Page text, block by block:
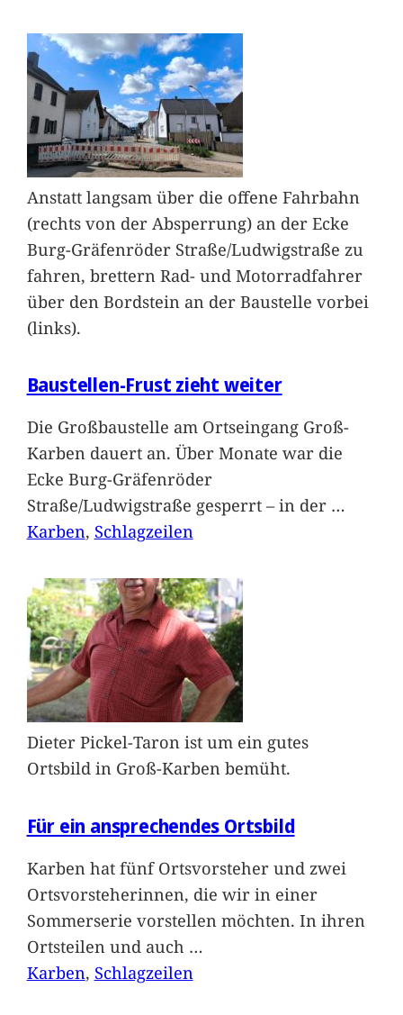
Anstatt langsam über die offene Fahrbahn
(rechts von der Absperrung) an der Ecke
Burg-Gräfenröder Straße/Ludwigstraße zu
fahren, brettern Rad- und Motorradfahrer
über den Bordstein an der Baustelle vorbei
(links).
Baustellen-Frust zieht weiter
Die Großbaustelle am Ortseingang Groß-
Karben dauert an. Über Monate war die
Ecke Burg-Gräfenröder
Straße/Ludwigstraße gesperrt – in der …
Karben, Schlagzeilen
Dieter Pickel-Taron ist um ein gutes
Ortsbild in Groß-Karben bemüht.
Für ein ansprechendes Ortsbild
Karben hat fünf Ortsvorsteher und zwei
Ortsvorsteherinnen, die wir in einer
Sommerserie vorstellen möchten. In ihren
Ortsteilen und auch …
Karben, Schlagzeilen